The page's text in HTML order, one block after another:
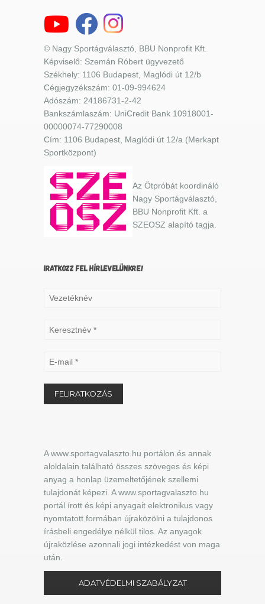
© Nagy Sportágválasztó, BBU Nonprofit Kft.
Képviselő: Szemán Róbert ügyvezető
Székhely: 1106 Budapest, Maglódi út 12/b
Cégjegyzékszám: 01-09-994624
Adószám: 24186731-2-42
Bankszámlaszám: UniCredit Bank 10918001-
00000074-77290008
Cím: 1106 Budapest, Maglódi út 12/a (Merkapt
Sportközpont)
Az Ötpróbát koordináló
Nagy Sportágválasztó,
BBU Nonprofit Kft. a
SZEOSZ alapító tagja.
IRATKOZZ FEL HÍRLEVELÜNKRE!
A www.sportagvalaszto.hu portálon és annak
aloldalain található összes szöveges és képi
anyag a honlap üzemeltetőjének szellemi
tulajdonát képezi. A www.sportagvalaszto.hu
portál írott és képi anyagait elektronikus vagy
nyomtatott formában újraközölni a tulajdonos
írásbeli engedélye nélkül tilos. Az anyagok
újraközlése azonnali jogi intézkedést von maga
után.
ADATVÉDELMI SZABÁLYZAT